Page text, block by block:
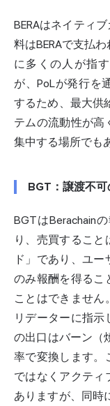
BERAはネイティ
料はBERAで支払
に多くの人が指
が、PoLが発行を
するため、最大供
テムの流動性が高
集中する場所でも
BGT：譲渡不
BGTはBerachain
り、売買するこ
ド」であり、ユ
のみ報酬を得るこ
ことはできません
リデーターに指
の出口はバーン（
率で変換します。
ではなくアクティ
ありますが、同時